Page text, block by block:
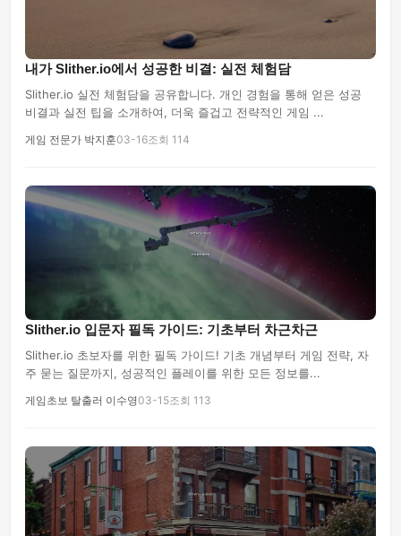
내가 Slither.io에서 성공한 비결: 실전 체험담
Slither.io 실전 체험담을 공유합니다. 개인 경험을 통해 얻은 성공
비결과 실전 팁을 소개하여, 더욱 즐겁고 전략적인 게임 ...
게임 전문가 박지훈03-16조회 114
Slither.io 입문자 필독 가이드: 기초부터 차근차근
Slither.io 초보자를 위한 필독 가이드! 기초 개념부터 게임 전략, 자
주 묻는 질문까지, 성공적인 플레이를 위한 모든 정보를...
게임초보 탈출러 이수영03-15조회 113